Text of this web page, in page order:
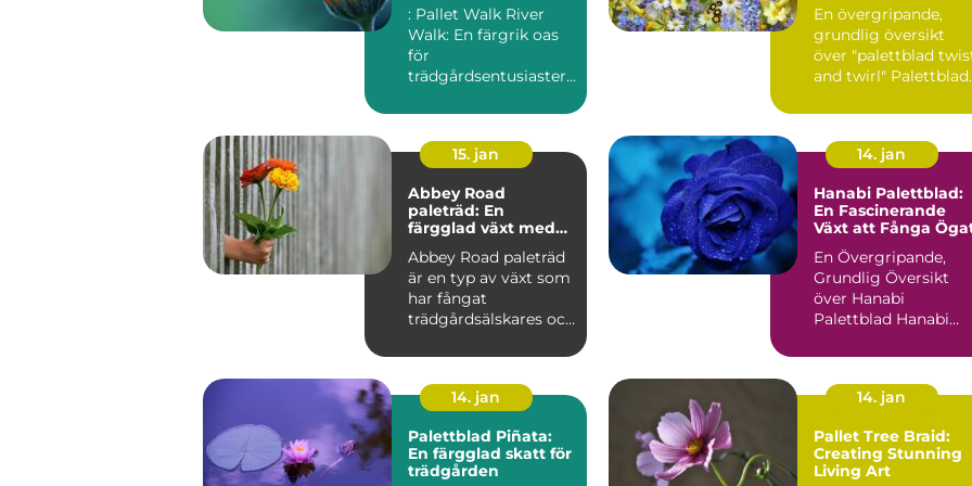
: Pallet Walk River
Walk: En färgrik oas
för
trädgårdsentusiaster :
Walk River...
En övergripande,
grundlig översikt
över "palettblad
and twirl" Palettblad
15. jan
Abbey Road
paleträd: En
färgglad växt med
Abbey Road paleträd
är en typ av växt som
har fångat
trädgårdsälskares och
uppmärks...
14. jan
Hanabi Palettblad:
En Fascinerande
Växt att Fånga
En Övergripande,
Grundlig Översikt
över Hanabi
Palettblad Hanabi
som Croton, ...
14. jan
Palettblad Piñata:
En färgglad skatt för
trädgården
14. jan
Pallet Tree Braid:
Creating Stunning
Living Art